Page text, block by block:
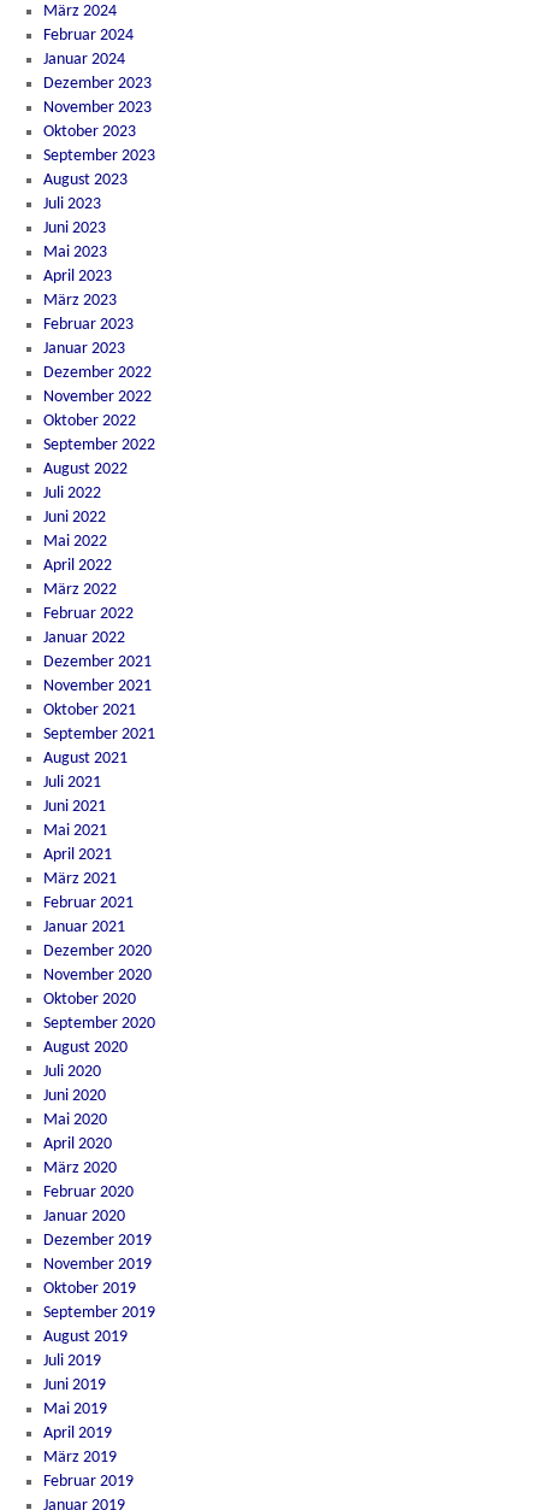
März 2024
Februar 2024
Januar 2024
Dezember 2023
November 2023
Oktober 2023
September 2023
August 2023
Juli 2023
Juni 2023
Mai 2023
April 2023
März 2023
Februar 2023
Januar 2023
Dezember 2022
November 2022
Oktober 2022
September 2022
August 2022
Juli 2022
Juni 2022
Mai 2022
April 2022
März 2022
Februar 2022
Januar 2022
Dezember 2021
November 2021
Oktober 2021
September 2021
August 2021
Juli 2021
Juni 2021
Mai 2021
April 2021
März 2021
Februar 2021
Januar 2021
Dezember 2020
November 2020
Oktober 2020
September 2020
August 2020
Juli 2020
Juni 2020
Mai 2020
April 2020
März 2020
Februar 2020
Januar 2020
Dezember 2019
November 2019
Oktober 2019
September 2019
August 2019
Juli 2019
Juni 2019
Mai 2019
April 2019
März 2019
Februar 2019
Januar 2019